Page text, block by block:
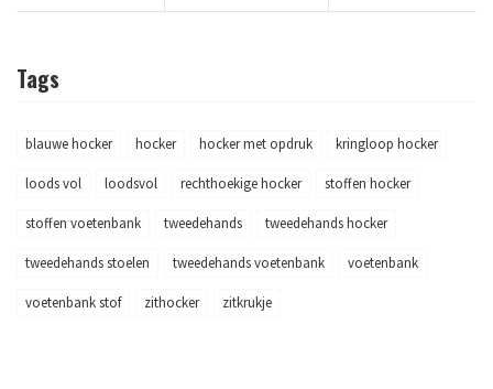
Tags
blauwe hocker hocker hocker met opdruk kringloop hocker
loods vol loodsvol rechthoekige hocker stoffen hocker
stoffen voetenbank tweedehands tweedehands hocker
tweedehands stoelen tweedehands voetenbank voetenbank
voetenbank stof zithocker zitkrukje